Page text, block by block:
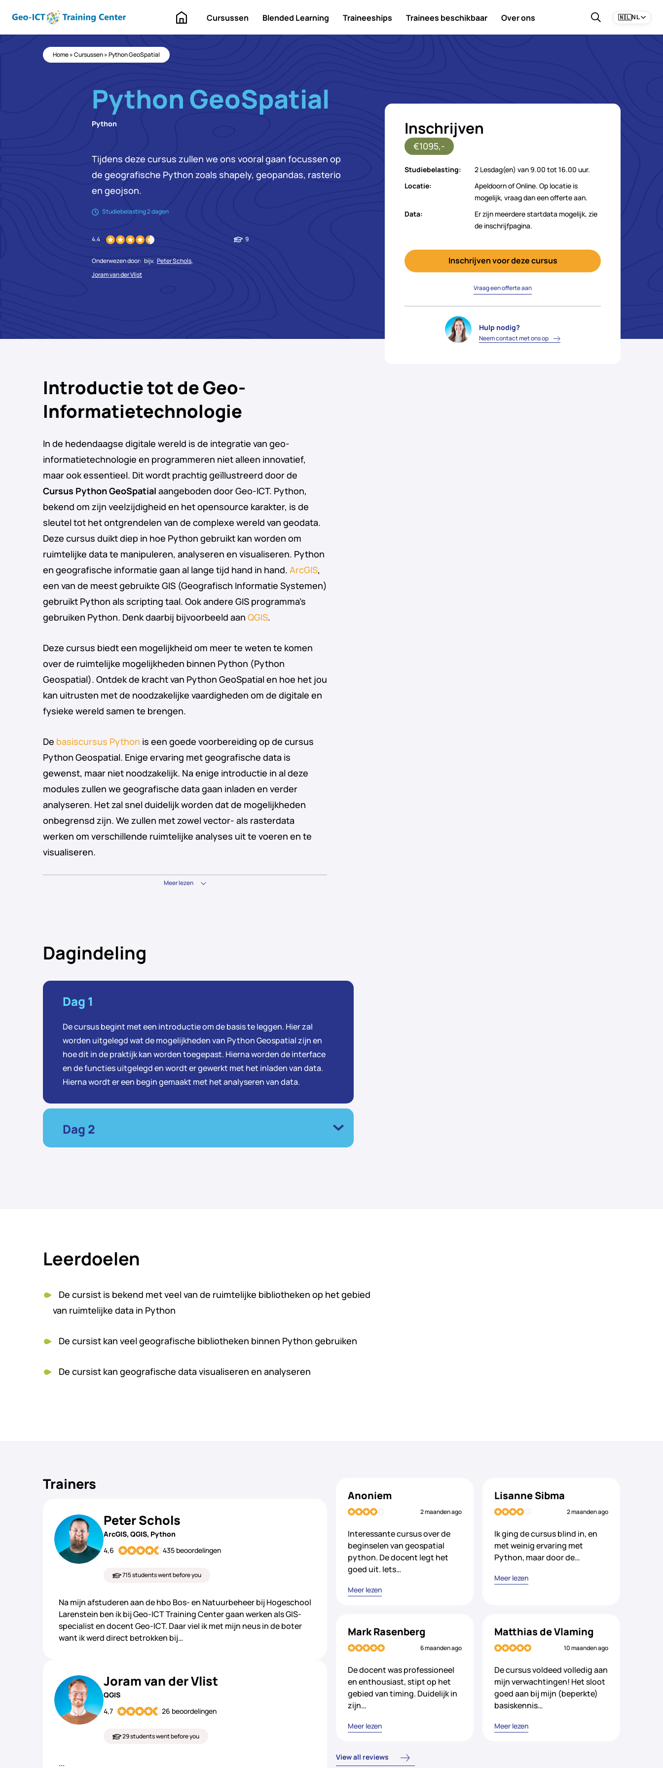
Home Cursussen Blended Learning Traineeships Trainees beschikbaar Over ons 🇳🇱NL
Home»Cursussen»Python GeoSpatial
Python GeoSpatial
Python
Tijdens deze cursus zullen we ons vooral gaan focussen op
de geografische Python zoals shapely, geopandas, rasterio
en geojson.
Studiebelasting 2 dagen
4.4 9
Onderwezen door: bijv. Peter Schols,
Joram van der Vlist
Introductie tot de Geo-
Informatietechnologie
In de hedendaagse digitale wereld is de integratie van geo-
informatietechnologie en programmeren niet alleen innovatief,
maar ook essentieel. Dit wordt prachtig geïllustreerd door de
Cursus Python GeoSpatial aangeboden door Geo-ICT. Python,
bekend om zijn veelzijdigheid en het opensource karakter, is de
sleutel tot het ontgrendelen van de complexe wereld van geodata.
Deze cursus duikt diep in hoe Python gebruikt kan worden om
ruimtelijke data te manipuleren, analyseren en visualiseren. Python
en geografische informatie gaan al lange tijd hand in hand. ArcGIS,
een van de meest gebruikte GIS (Geografisch Informatie Systemen)
gebruikt Python als scripting taal. Ook andere GIS programma’s
gebruiken Python. Denk daarbij bijvoorbeeld aan QGIS.
Deze cursus biedt een mogelijkheid om meer te weten te komen
over de ruimtelijke mogelijkheden binnen Python (Python
Geospatial). Ontdek de kracht van Python GeoSpatial en hoe het jou
kan uitrusten met de noodzakelijke vaardigheden om de digitale en
fysieke wereld samen te brengen.
De basiscursus Python is een goede voorbereiding op de cursus
Python Geospatial. Enige ervaring met geografische data is
gewenst, maar niet noodzakelijk. Na enige introductie in al deze
modules zullen we geografische data gaan inladen en verder
analyseren. Het zal snel duidelijk worden dat de mogelijkheden
onbegrensd zijn. We zullen met zowel vector- als rasterdata
werken om verschillende ruimtelijke analyses uit te voeren en te
visualiseren.
Meer lezen
Inschrijven
€1095,-
Studiebelasting:
2 Lesdag(en) van 9.00 tot 16.00 uur.
Locatie:
Apeldoorn of Online. Op locatie is
mogelijk, vraag dan een offerte aan.
Data:
Er zijn meerdere startdata mogelijk, zie
de inschrijfpagina.
Inschrijven voor deze cursus
Vraag een offerte aan
Hulp nodig?
Neem contact met ons op
Dagindeling
Dag 1
De cursus begint met een introductie om de basis te leggen. Hier zal
worden uitgelegd wat de mogelijkheden van Python Geospatial zijn en
hoe dit in de praktijk kan worden toegepast. Hierna worden de interface
en de functies uitgelegd en wordt er gewerkt met het inladen van data.
Hierna wordt er een begin gemaakt met het analyseren van data.
Dag 2
Leerdoelen
De cursist is bekend met veel van de ruimtelijke bibliotheken op het gebied
van ruimtelijke data in Python
De cursist kan veel geografische bibliotheken binnen Python gebruiken
De cursist kan geografische data visualiseren en analyseren
Trainers
Peter Schols
ArcGIS, QGIS, Python
4,6
435 beoordelingen
715 students went before you
Na mijn afstuderen aan de hbo Bos- en Natuurbeheer bij Hogeschool
Larenstein ben ik bij Geo-ICT Training Center gaan werken als GIS-
specialist en docent Geo-ICT. Daar viel ik met mijn neus in de boter
want ik werd direct betrokken bij…
Joram van der Vlist
QGIS
4,7
26 beoordelingen
29 students went before you
...
Anoniem
2 maanden ago
Interessante cursus over de
beginselen van geospatial
python. De docent legt het
goed uit. Iets…
Meer lezen
Lisanne Sibma
2 maanden ago
Ik ging de cursus blind in, en
met weinig ervaring met
Python, maar door de…
Meer lezen
Mark Rasenberg
6 maanden ago
De docent was professioneel
en enthousiast, stipt op het
gebied van timing. Duidelijk in
zijn…
Meer lezen
Matthias de Vlaming
10 maanden ago
De cursus voldeed volledig aan
mijn verwachtingen! Het sloot
goed aan bij mijn (beperkte)
basiskennis…
Meer lezen
View all reviews